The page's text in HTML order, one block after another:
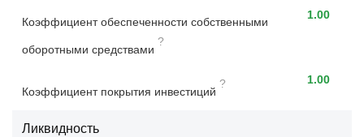
Коэффициент обеспеченности собственными
оборотными средствами
?
1.00
Коэффициент покрытия инвестиций
? 1.00
Ликвидность